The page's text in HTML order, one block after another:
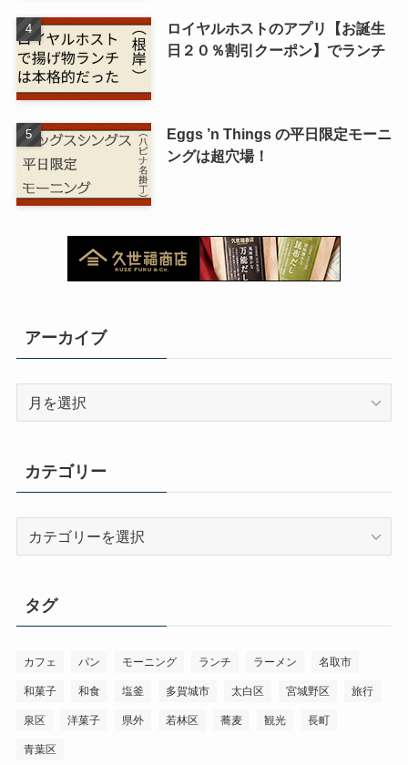
ロイヤルホストのアプリ【お誕生
日２０％割引クーポン】でランチ
Eggs ’n Things の平日限定モーニ
ングは超穴場！
アーカイブ
ブ
カテゴリー
ー
タグ
カフェ パン モーニング ランチ ラーメン 名取市
和菓子 和食 塩釜 多賀城市 太白区 宮城野区 旅行
泉区 洋菓子 県外 若林区 蕎麦 観光 長町
青葉区